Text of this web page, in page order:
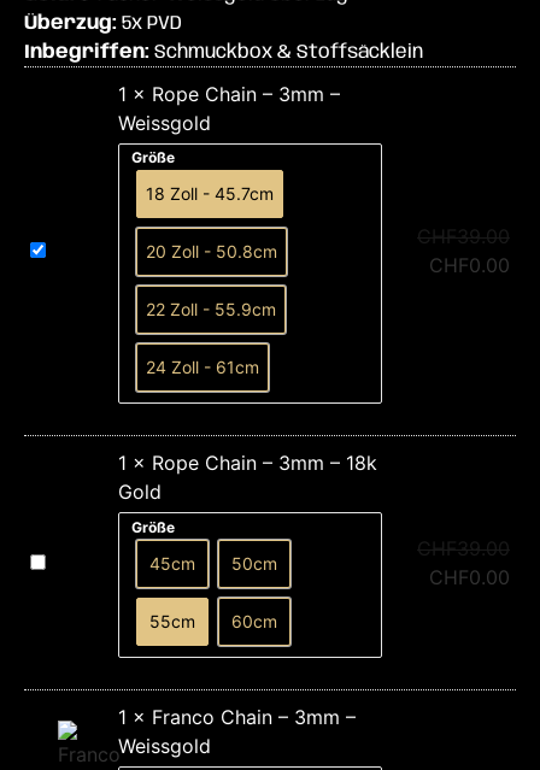
Überzug: 5x PVD
Inbegriffen: Schmuckbox & Stoffsäcklein
Rope
Chain
1 × Rope Chain – 3mm –
Weissgold
Größe
18 Zoll - 45.7cm
20 Zoll - 50.8cm
22 Zoll - 55.9cm
24 Zoll - 61cm
CHF39.00
CHF0.00
Rope
Chain
1 × Rope Chain – 3mm – 18k
Gold
Größe
45cm 50cm
55cm 60cm
CHF39.00
CHF0.00
1 × Franco Chain – 3mm –
Weissgold